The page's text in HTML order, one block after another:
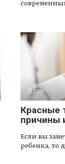
Дети
Красные
причины
Если вы
ребенка, то